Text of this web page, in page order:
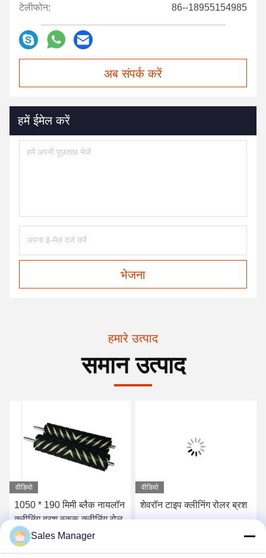
टेलीफोन: 86--18955154985
अब संपर्क करें
हमें ईमेल करें
भेजना
हमारे उत्पाद
समान उत्पाद
वीडियो
1050 * 190 मिमी ब्लैक नायलॉन
क्लीनिंग ब्रश स्क्रू क्लीनिंग रोल
वीडियो
शेवरॉन टाइप क्लीनिंग रोलर ब्रश
Sales Manager